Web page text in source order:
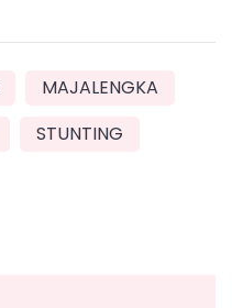
MAJALENGKA
STUNTING